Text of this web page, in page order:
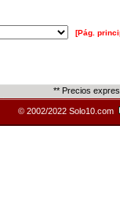
[Pág.
** Precios
© 2002/2022 Solo10.com